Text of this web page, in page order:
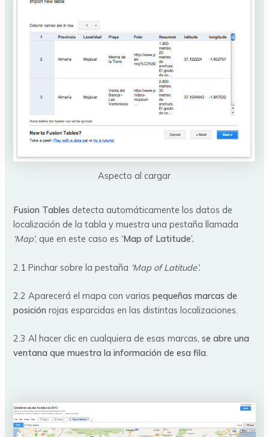
Aspecto al cargar
Fusion Tables detecta automáticamente los datos de
localización de la tabla y muestra una pestaña llamada
‘Map’, que en este caso es‘Map of Latitude’.
2.1 Pinchar sobre la pestaña ‘Map of Latitude’.
2.2 Aparecerá el mapa con variaspequeñas marcas de
posición rojas esparcidas en las distintas localizaciones.
2.3 Al hacer clic en cualquiera de esas marcas,se abre una
ventana que muestra la información de esa fila.